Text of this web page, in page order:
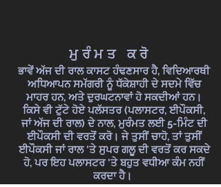
ਮੁਰੰਮਤ ਕਰੋ
ਭਾਵੇਂ ਅੱਜ ਦੀ ਰਾਲ ਕਾਸਟ ਹੰਢਣਸਾਰ ਹੈ, ਵਿਦਿਆਰਥੀ
ਅਧਿਆਪਨ ਸਮੱਗਰੀ ਨੂੰ ਧੱਕੇਸ਼ਾਹੀ ਦੇ ਸਦਮੇ ਵਿੱਚ
ਮਾਹਰ ਹਨ, ਅਤੇ ਦੁਰਘਟਨਾਵਾਂ ਹੋ ਸਕਦੀਆਂ ਹਨ।
ਕਿਸੇ ਵੀ ਟੁੱਟੇ ਹੋਏ ਪਲੱਸਤਰ (ਪਲਾਸਟਰ, ਈਪੌਕਸੀ,
ਜਾਂ ਅੱਜ ਦੀ ਰਾਲ) ਦੇ ਨਾਲ, ਮੁਰੰਮਤ ਲਈ 5-ਮਿੰਟ ਦੀ
ਈਪੌਕਸੀ ਦੀ ਵਰਤੋਂ ਕਰੋ। ਜੇ ਤੁਸੀਂ ਚਾਹੋ, ਤਾਂ ਤੁਸੀਂ
ਈਪੌਕਸੀ ਜਾਂ ਰਾਲ 'ਤੇ ਸੁਪਰ ਗਲੂ ਦੀ ਵਰਤੋਂ ਕਰ ਸਕਦੇ
ਹੋ, ਪਰ ਇਹ ਪਲਾਸਟਰ 'ਤੇ ਬਹੁਤ ਵਧੀਆ ਕੰਮ ਨਹੀਂ
ਕਰਦਾ ਹੈ।